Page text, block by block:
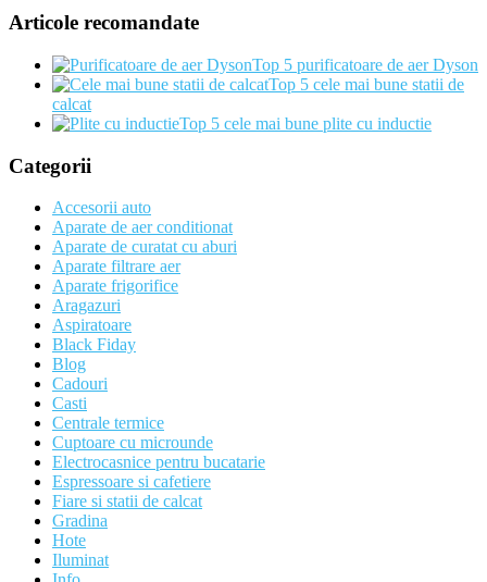
Articole recomandate
Top 5 purificatoare de aer Dyson
Top 5 cele mai bune statii de
calcat
Top 5 cele mai bune plite cu inductie
Categorii
Accesorii auto
Aparate de aer conditionat
Aparate de curatat cu aburi
Aparate filtrare aer
Aparate frigorifice
Aragazuri
Aspiratoare
Black Fiday
Blog
Cadouri
Casti
Centrale termice
Cuptoare cu microunde
Electrocasnice pentru bucatarie
Espressoare si cafetiere
Fiare si statii de calcat
Gradina
Hote
Iluminat